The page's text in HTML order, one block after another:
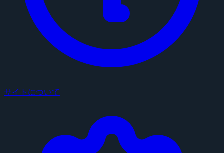
サイトについて